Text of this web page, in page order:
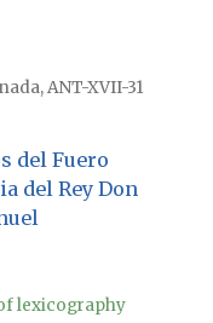
ANT-XVII-31
del Fuero
del Rey Don
lexicography